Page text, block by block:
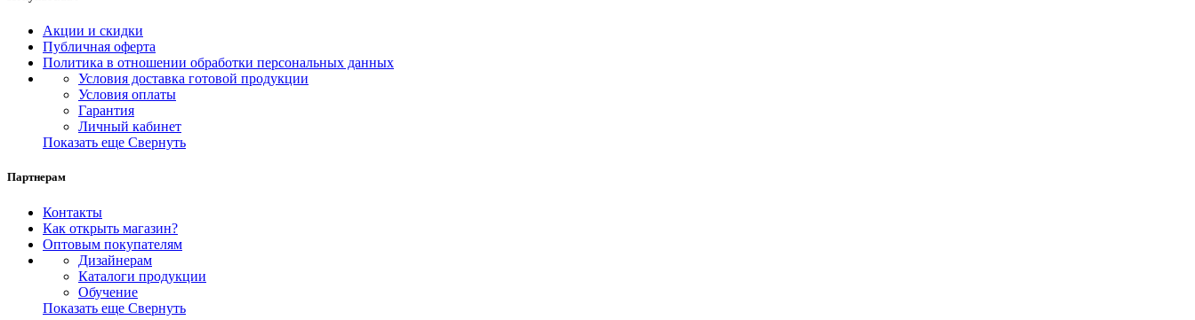
Акции и скидки
Публичная оферта
Политика в отношении обработки персональных данных
Условия доставка готовой продукции
Условия оплаты
Гарантия
Личный кабинет
Показать еще Свернуть
Партнерам
Контакты
Как открыть магазин?
Оптовым покупателям
Дизайнерам
Каталоги продукции
Обучение
Показать еще Свернуть